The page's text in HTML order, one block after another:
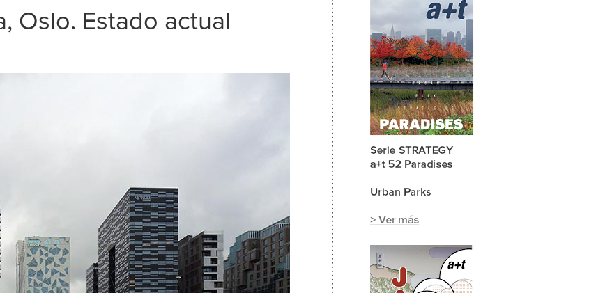
Oslo. Estado actual